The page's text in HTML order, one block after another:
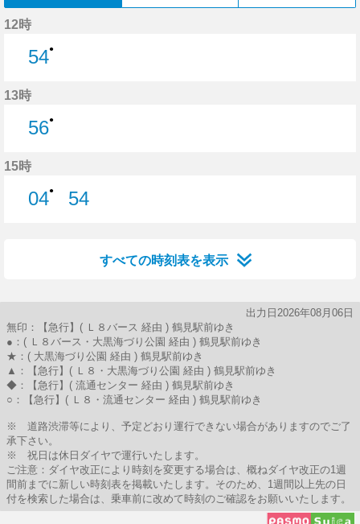
12時
54●
13時
56●
15時
04●
54
すべての時刻表を表示
出力日2026年08月06日
無印：【急行】( Ｌ８バース 経由 ) 鶴見駅前ゆき
●：( Ｌ８バース・大黒海づり公園 経由 ) 鶴見駅前ゆき
★：( 大黒海づり公園 経由 ) 鶴見駅前ゆき
▲：【急行】( Ｌ８・大黒海づり公園 経由 ) 鶴見駅前ゆき
◆：【急行】( 流通センター 経由 ) 鶴見駅前ゆき
○：【急行】( Ｌ８・流通センター 経由 ) 鶴見駅前ゆき
※ 道路渋滞等により、予定どおり運行できない場合がありますのでご了
承下さい。
※ 祝日は休日ダイヤで運行いたします。
ご注意：ダイヤ改正により時刻を変更する場合は、概ねダイヤ改正の1週
間前までに新しい時刻表を掲載いたします。そのため、1週間以上先の日
付を検索した場合は、乗車前に改めて時刻のご確認をお願いいたします。